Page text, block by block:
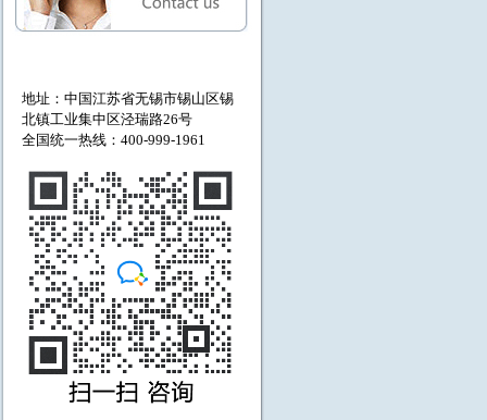
地址：中国江苏省无锡市锡山区锡
北镇工业集中区泾瑞路26号
全国统一热线：400-999-1961